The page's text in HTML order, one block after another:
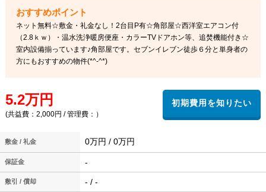
ネット無料☆敷金・礼金なし！2台目P有☆角部屋☆西洋室エアコン付
（2.8ｋｗ）・温水洗浄暖房便座・カラーTVドアホン等、追焚機能付き☆
室内設備揃っています♪角部屋です。セブンイレブン徒歩６分と単身者の
方にもおすすめの物件(*^-^*)
5.2万円
(共益費：2,000円 / 管理費：）
敷金 / 礼金 0万円 / 0万円
保証金 -
敷引 / 償却 - / -